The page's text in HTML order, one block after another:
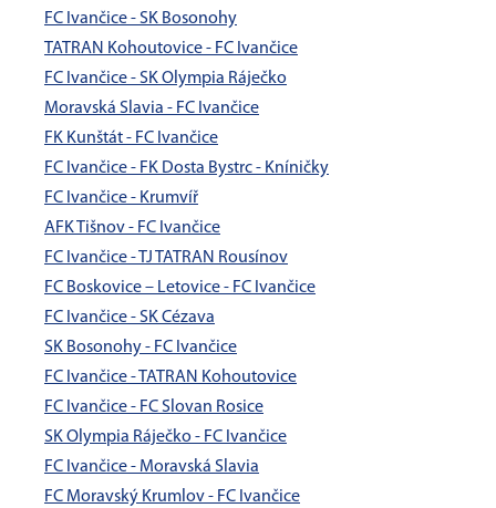
FC Ivančice - SK Bosonohy
TATRAN Kohoutovice - FC Ivančice
FC Ivančice - SK Olympia Ráječko
Moravská Slavia - FC Ivančice
FK Kunštát - FC Ivančice
FC Ivančice - FK Dosta Bystrc - Kníničky
FC Ivančice - Krumvíř
AFK Tišnov - FC Ivančice
FC Ivančice - TJ TATRAN Rousínov
FC Boskovice – Letovice - FC Ivančice
FC Ivančice - SK Cézava
SK Bosonohy - FC Ivančice
FC Ivančice - TATRAN Kohoutovice
FC Ivančice - FC Slovan Rosice
SK Olympia Ráječko - FC Ivančice
FC Ivančice - Moravská Slavia
FC Moravský Krumlov - FC Ivančice